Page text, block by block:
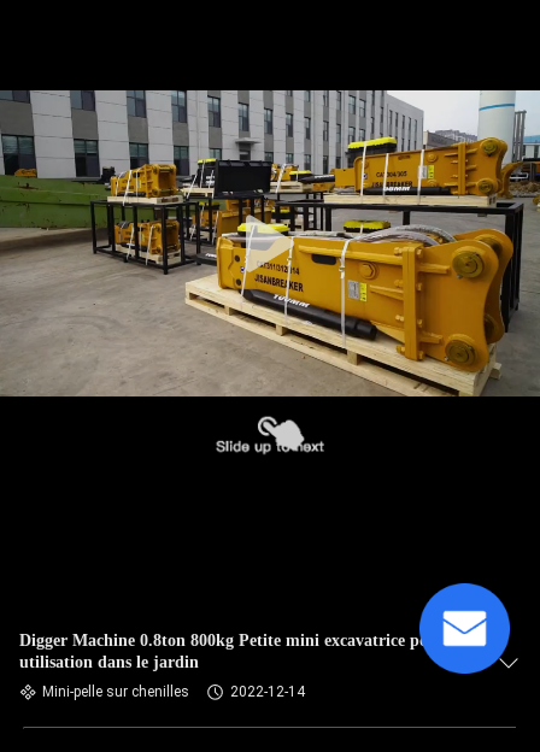
Digger Machine 0.8ton 800kg Petite mini excavatrice pour
utilisation dans le jardin
Mini-pelle sur chenilles 2022-12-14